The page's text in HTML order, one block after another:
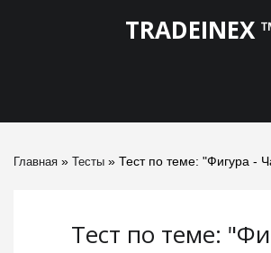
TRADEINEX
Главная » Тесты » Тест по теме: "Фигура -
Тест по теме: